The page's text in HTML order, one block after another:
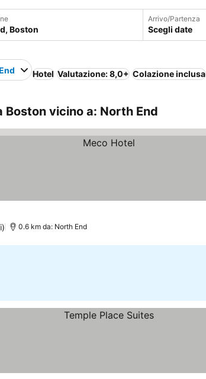
Arrivo/Partenza
Scegli date
Hotel Valutazione: 8,0+ Colazione inclusa
Boston vicino a: North End
0.6 km da: North End